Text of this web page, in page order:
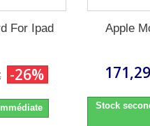
For Ipad
-26%
Apple
Stock